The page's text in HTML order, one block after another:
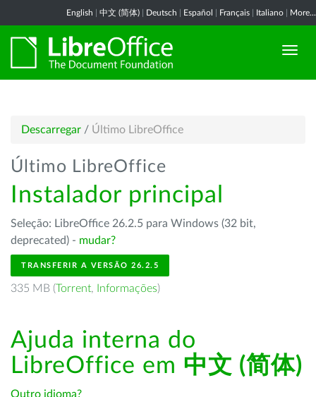
English 中文 (简体) Deutsch Español Français Italiano More...
Descarregar / Último LibreOffice
Último LibreOffice
Instalador principal
Seleção: LibreOffice 26.2.5 para Windows (32 bit,
deprecated) - mudar?
TRANSFERIR A VERSÃO 26.2.5
335 MB (Torrent, Informações)
Ajuda interna do
LibreOffice em 中文 (简体)
Outro idioma?